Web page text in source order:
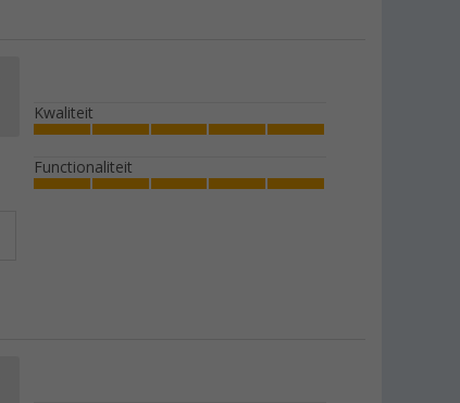
Kwaliteit
Functionaliteit